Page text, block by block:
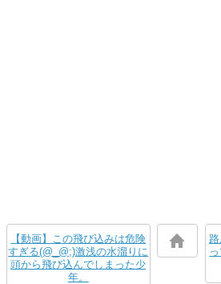
【動画】この飛び込みは危険
すぎる(@_@;)激浅の水溜りに
頭から飛び込んでしまった少
年。